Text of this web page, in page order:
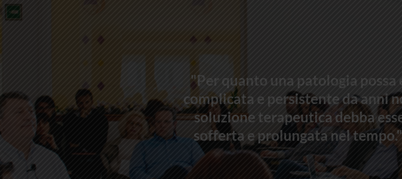
"Per quanto una patologia possa
complicata e persistente da anni
soluzione terapeutica debba
sofferta e prolungata nel